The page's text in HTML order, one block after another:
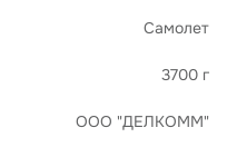
Самолет
3700 г
ООО "ДЕЛКОММ"